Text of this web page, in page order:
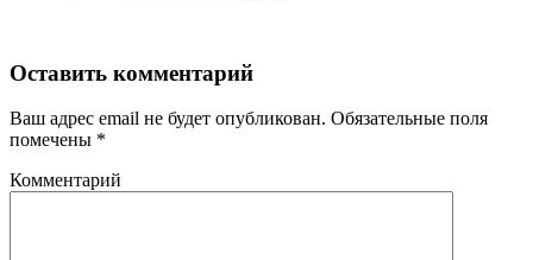
Оставить комментарий
Ваш адрес email не будет опубликован. Обязательные поля
помечены *
Комментарий